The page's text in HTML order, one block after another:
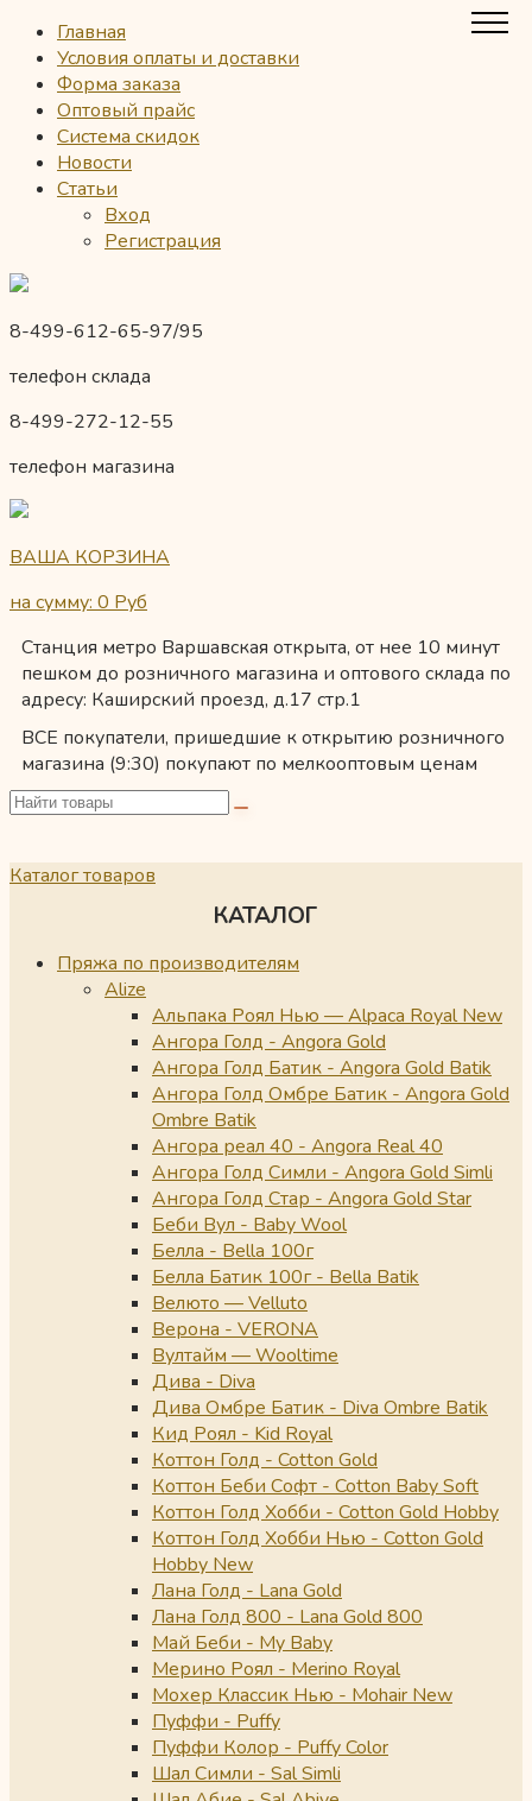
Главная
Условия оплаты и доставки
Форма заказа
Оптовый прайс
Система скидок
Новости
Статьи
Вход
Регистрация
8-499-612-65-97/95
телефон склада
8-499-272-12-55
телефон магазина
ВАША КОРЗИНА
на сумму: 0 Руб
Станция метро Варшавская открыта, от нее 10 минут
пешком до розничного магазина и оптового склада по
адресу: Каширский проезд, д.17 стр.1
ВСЕ покупатели, пришедшие к открытию розничного
магазина (9:30) покупают по мелкооптовым ценам
Каталог товаров
КАТАЛОГ
Пряжа по производителям
Alize
Альпака Роял Нью — Alpaca Royal New
Ангора Голд - Angora Gold
Ангора Голд Батик - Angora Gold Batik
Ангора Голд Омбре Батик - Angora Gold
Ombre Batik
Ангора реал 40 - Angora Real 40
Ангора Голд Симли - Angora Gold Simli
Ангора Голд Стар - Angora Gold Star
Беби Вул - Baby Wool
Белла - Bella 100г
Белла Батик 100г - Bella Batik
Велюто — Velluto
Верона - VERONA
Вултайм — Wooltime
Дива - Diva
Дива Омбре Батик - Diva Ombre Batik
Кид Роял - Kid Royal
Коттон Голд - Cotton Gold
Коттон Беби Софт - Cotton Baby Soft
Коттон Голд Хобби - Cotton Gold Hobby
Коттон Голд Хобби Нью - Cotton Gold
Hobby New
Лана Голд - Lana Gold
Лана Голд 800 - Lana Gold 800
Май Беби - My Baby
Мерино Роял - Merino Royal
Мохер Классик Нью - Mohair New
Пуффи - Puffy
Пуффи Колор - Puffy Color
Шал Симли - Sal Simli